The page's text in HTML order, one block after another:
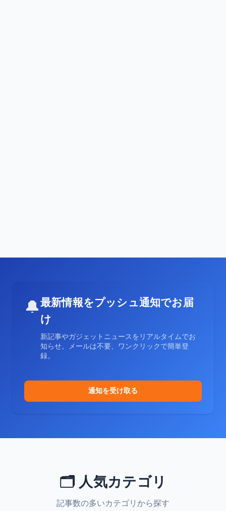
🔔最新情報をプッシュ通知でお届
け
新記事やガジェットニュースをリアルタイムでお
知らせ。メールは不要、ワンクリックで簡単登
録。
通知を受け取る
🗂️ 人気カテゴリ
記事数の多いカテゴリから探す